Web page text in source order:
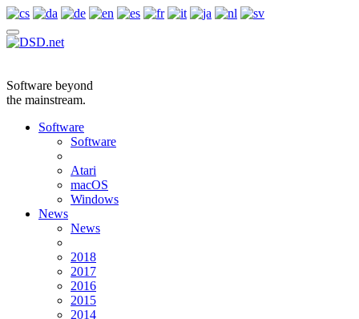
Software beyond
the mainstream.
Software
Software
Atari
macOS
Windows
News
News
2018
2017
2016
2015
2014